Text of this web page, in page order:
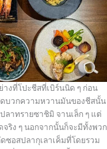
างที่โปะชีสที่เบิร์นนิด ๆ ก่อน
ดบวกความหวานมันของชีสนั้น
ลาทรายซาชิมิ จานเล็ก ๆ แต่
จริง ๆ นอกจากนั้นก็จะมีทั้งพวก
ซอสปลากุเลาเค็มที่โดยรวม